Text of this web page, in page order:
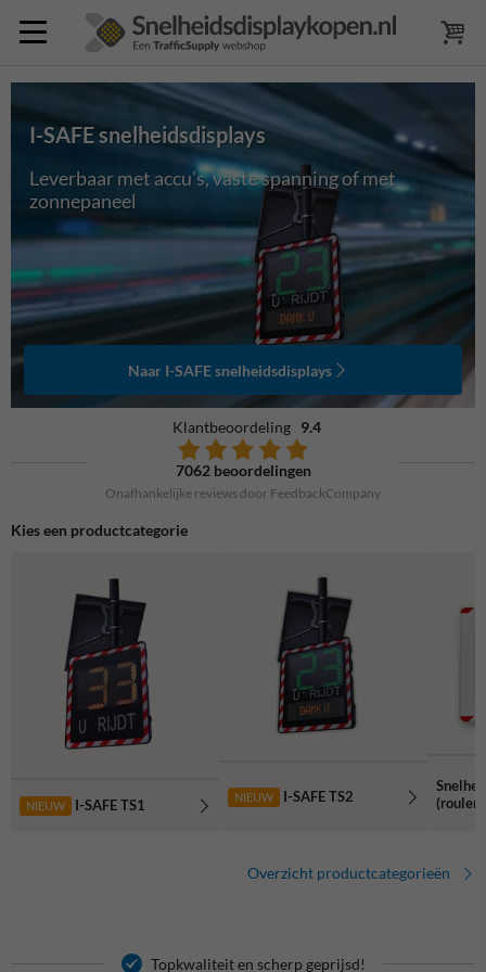
Leverbaar met accu's, vaste spanning of met
zonnepaneel
I-SAFE snelheidsdisplays
Naar I-SAFE snelheidsdisplays
Klantbeoordeling 9.4
7062 beoordelingen
Onafhankelijke reviews door FeedbackCompany
Kies een productcategorie
NIEUW I-SAFE TS1 NIEUW I-SAFE TS2
Overzicht productcategorieën
Topkwaliteit en scherp geprijsd!